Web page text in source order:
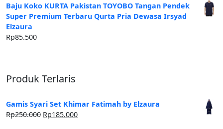
Baju Koko KURTA Pakistan TOYOBO Tangan Pendek
Super Premium Terbaru Qurta Pria Dewasa Irsyad
Elzaura
Rp85.500
Produk Terlaris
Gamis Syari Set Khimar Fatimah by Elzaura
Rp250.000 Harga
Rp185.000Harga